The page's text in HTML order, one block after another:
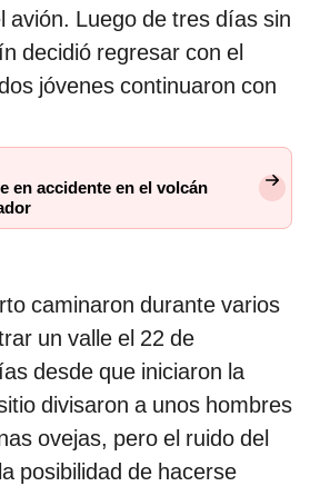
avión. Luego de tres días sin
decidió regresar con el
jóvenes continuaron con
en accidente en el volcán
caminaron durante varios
un valle el 22 de
desde que iniciaron la
divisaron a unos hombres
ovejas, pero el ruido del
posibilidad de hacerse